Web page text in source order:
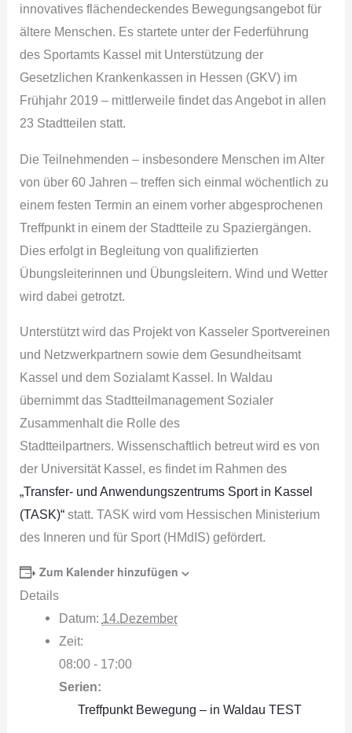
innovatives flächendeckendes Bewegungsangebot für
ältere Menschen. Es startete unter der Federführung
des Sportamts Kassel mit Unterstützung der
Gesetzlichen Krankenkassen in Hessen (GKV) im
Frühjahr 2019 – mittlerweile findet das Angebot in allen
23 Stadtteilen statt.
Die Teilnehmenden – insbesondere Menschen im Alter
von über 60 Jahren – treffen sich einmal wöchentlich zu
einem festen Termin an einem vorher abgesprochenen
Treffpunkt in einem der Stadtteile zu Spaziergängen.
Dies erfolgt in Begleitung von qualifizierten
Übungsleiterinnen und Übungsleitern. Wind und Wetter
wird dabei getrotzt.
Unterstützt wird das Projekt von Kasseler Sportvereinen
und Netzwerkpartnern sowie dem Gesundheitsamt
Kassel und dem Sozialamt Kassel. In Waldau
übernimmt das Stadtteilmanagement Sozialer
Zusammenhalt die Rolle des
Stadtteilpartners. Wissenschaftlich betreut wird es von
der Universität Kassel, es findet im Rahmen des
„Transfer‐ und Anwendungszentrums Sport in Kassel
(TASK)“ statt. TASK wird vom Hessischen Ministerium
des Inneren und für Sport (HMdIS) gefördert.
Zum Kalender hinzufügen
Details
Datum: 14.Dezember
Zeit:
08:00 - 17:00
Serien:
Treffpunkt Bewegung – in Waldau TEST